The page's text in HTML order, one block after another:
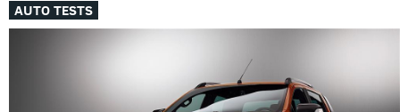
AUTO TESTS